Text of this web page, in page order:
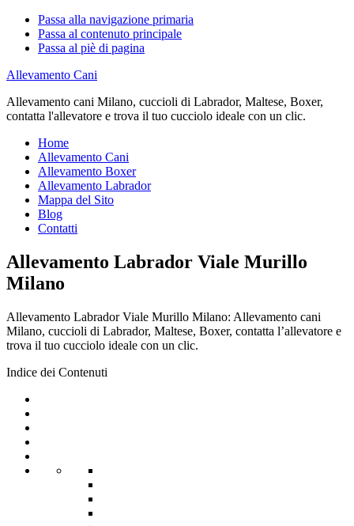
Passa alla navigazione primaria
Passa al contenuto principale
Passa al piè di pagina
Allevamento Cani
Allevamento cani Milano, cuccioli di Labrador, Maltese, Boxer,
contatta l'allevatore e trova il tuo cucciolo ideale con un clic.
Home
Allevamento Cani
Allevamento Boxer
Allevamento Labrador
Mappa del Sito
Blog
Contatti
Allevamento Labrador Viale Murillo
Milano
Allevamento Labrador Viale Murillo Milano: Allevamento cani
Milano, cuccioli di Labrador, Maltese, Boxer, contatta l’allevatore e
trova il tuo cucciolo ideale con un clic.
Indice dei Contenuti